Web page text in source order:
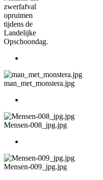
zwerfafval
opruimen
tijdens de
Landelijke
Opschoondag.
man_met_monstera.jpg
Mensen-008_jpg.jpg
Mensen-009_jpg.jpg